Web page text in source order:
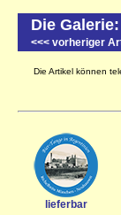
Die
<<< vorheriger
Die Artikel können
lieferbar